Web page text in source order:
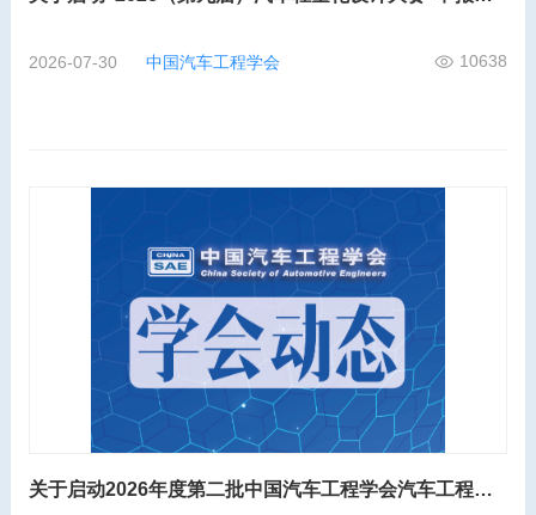
2026-07-30 中国汽车工程学会 10638
关于启动2026年度第二批中国汽车工程学会汽车工程师工程能力评价的通知